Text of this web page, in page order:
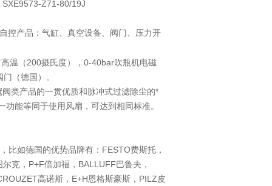
Z71-80/19J
控产品：气缸、真空设备、阀门、压力开
温（200摄氏度），0-40bar吹瓶机电磁
（德国）。
类产品的一贯优质和脉冲式过滤除尘的*
能等同于使用风扇，可达到相同标准。
比如德国的优势品牌有：FESTO费斯托，
克，P+F倍加福，BALLUFF巴鲁夫，
高诺斯，E+H恩格斯豪斯，PILZ皮